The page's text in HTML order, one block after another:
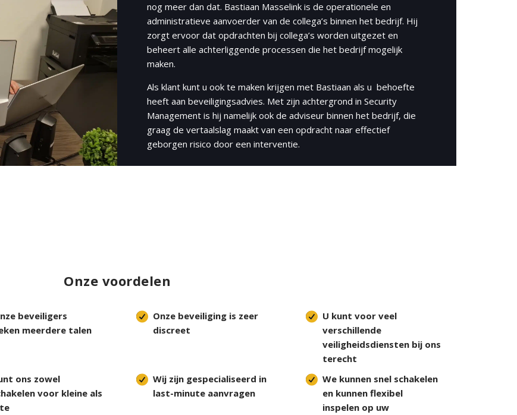
nog meer dan dat. Bastiaan Masselink is de operationele en
administratieve aanvoerder van de collega’s binnen het bedrijf. Hij
zorgt ervoor dat opdrachten bij collega’s worden uitgezet en
beheert alle achterliggende processen die het bedrijf mogelijk
maken.
Als klant kunt u ook te maken krijgen met Bastiaan als u behoefte
heeft aan beveiligingsadvies. Met zijn achtergrond in Security
Management is hij namelijk ook de adviseur binnen het bedrijf, die
graag de vertaalslag maakt van een opdracht naar effectief
geborgen risico door een interventie.
Onze voordelen
beveiligers
meerdere talen
Onze beveiliging is zeer
discreet
U kunt voor veel
verschillende
veiligheidsdiensten bij ons
terecht
ons zowel
voor kleine als
Wij zijn gespecialiseerd in
last-minute aanvragen
We kunnen snel schakelen
en kunnen flexibel
inspelen op uw